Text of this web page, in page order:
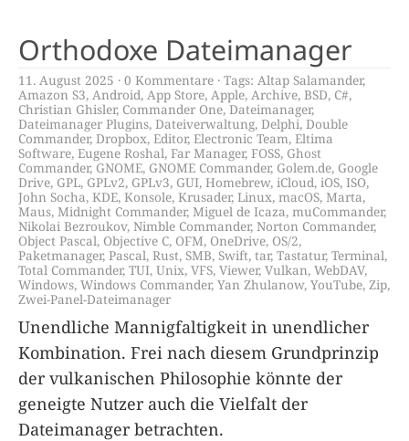
Orthodoxe Dateimanager
11. August 2025 0 Kommentare Tags: Altap Salamander,
Amazon S3, Android, App Store, Apple, Archive, BSD, C#,
Christian Ghisler, Commander One,Dateimanager,
Dateimanager Plugins, Dateiverwaltung, Delphi, Double
Commander, Dropbox, Editor, Electronic Team, Eltima
Software, Eugene Roshal, Far Manager, FOSS, Ghost
Commander, GNOME, GNOME Commander, Golem.de, Google
Drive, GPL, GPLv2, GPLv3, GUI, Homebrew, iCloud, iOS, ISO,
John Socha, KDE, Konsole, Krusader, Linux, macOS, Marta,
Maus, Midnight Commander, Miguel de Icaza, muCommander,
Nikolai Bezroukov, Nimble Commander, Norton Commander,
Object Pascal, Objective C, OFM, OneDrive, OS/2,
Paketmanager, Pascal, Rust, SMB, Swift, tar, Tastatur, Terminal,
Total Commander, TUI, Unix, VFS, Viewer, Vulkan, WebDAV,
Windows, Windows Commander, Yan Zhulanow, YouTube, Zip,
Zwei-Panel-Dateimanager
Unendliche Mannigfaltigkeit in unendlicher
Kombination. Frei nach diesem Grundprinzip
der vulkanischen Philosophie könnte der
geneigte Nutzer auch die Vielfalt der
Dateimanager betrachten.